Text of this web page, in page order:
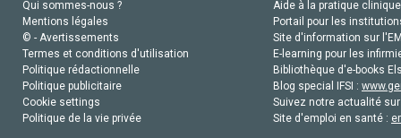
Qui sommes-nous ?
Mentions légales
© - Avertissements
Termes et conditions d'utilisation
Politique rédactionnelle
Politique publicitaire
Cookie settings
Politique de la vie privée
Aide à la pratique
Portail pour les
Site d'information sur
E-learning pour les
Bibliothèque d'e-books
Blog special IFSI :
Suivez notre actualité
Site d'emploi en santé :